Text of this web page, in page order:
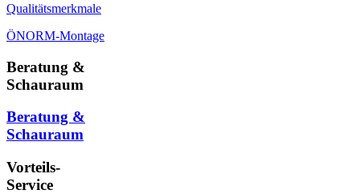
Qualitätsmerkmale
ÖNORM-Montage
Beratung &
Schauraum
Beratung &
Schauraum
Vorteils-
Service